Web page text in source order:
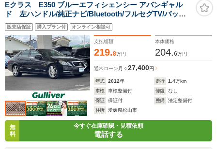
Eクラス E350 ブルーエフィシェンシー アバンギャル
ド 左ハンドル/純正ナビ/Bluetooth/フルセグTV/バック
カメラ/サンルーフ/クルーズコントロール/ブラインドスポ
ットモニター/ETC/パワーシート/シートヒーター/LEDヘ
ッドライト/純正アルミ
販売店保証 購入プラン付 オンライン相談可
支払総額
219.8万円
本体価格
204.6万円
通常ローン 月々27,400円
年式 2012年 走行 1.4万km
車検
車検整備付 修復
なし
保証
保証付 整備
法定整備付
住所
愛媛県松山市
無
料
今すぐ在庫確認・見積依頼
電話する